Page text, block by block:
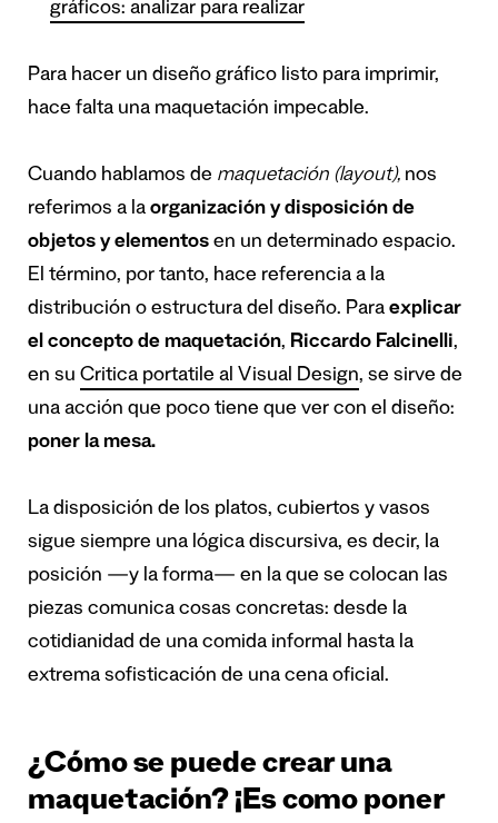
gráficos: analizar para realizar
Para hacer un diseño gráfico listo para imprimir,
hace falta una maquetación impecable.
Cuando hablamos de maquetación (layout), nos
referimos a la organización y disposición de
objetos y elementos en un determinado espacio.
El término, por tanto, hace referencia a la
distribución o estructura del diseño. Para explicar
el concepto de maquetación, Riccardo Falcinelli,
en su Critica portatile al Visual Design, se sirve de
una acción que poco tiene que ver con el diseño:
poner la mesa.
La disposición de los platos, cubiertos y vasos
sigue siempre una lógica discursiva, es decir, la
posición —y la forma— en la que se colocan las
piezas comunica cosas concretas: desde la
cotidianidad de una comida informal hasta la
extrema sofisticación de una cena oficial.
¿Cómo se puede crear una
maquetación? ¡Es como poner